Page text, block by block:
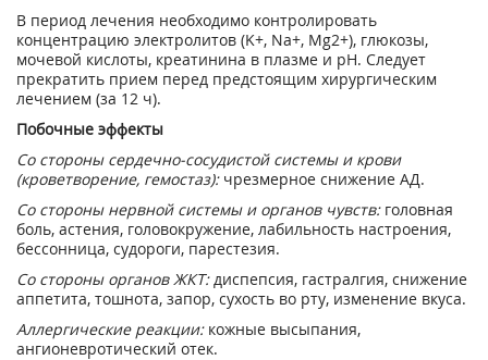
В период лечения необходимо контролировать
концентрацию электролитов (K+, Na+, Mg2+), глюкозы,
мочевой кислоты, креатинина в плазме и pH. Следует
прекратить прием перед предстоящим хирургическим
лечением (за 12 ч).
Побочные эффекты
Со стороны сердечно-сосудистой системы и крови
(кроветворение, гемостаз):чрезмерное снижение АД.
Со стороны нервной системы и органов чувств:головная
боль, астения, головокружение, лабильность настроения,
бессонница, судороги, парестезия.
Со стороны органов ЖКТ:диспепсия, гастралгия, снижение
аппетита, тошнота, запор, сухость во рту, изменение вкуса.
Аллергические реакции:кожные высыпания,
ангионевротический отек.